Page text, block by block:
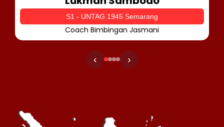
S1 - UNTAG 1945 Semarang
Coach Bimbingan Jasmani
‹ ›